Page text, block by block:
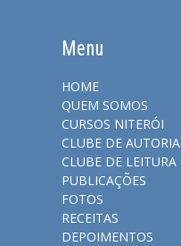
Menu
HOME
QUEM SOMOS
CURSOS NITERÓI
CLUBE DE AUTORIA
CLUBE DE LEITURA
PUBLICAÇÕES
FOTOS
RECEITAS
DEPOIMENTOS